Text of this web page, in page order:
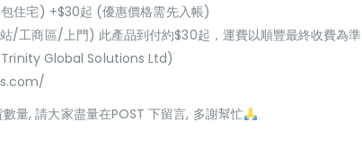
住宅) +$30起 (優惠價格需先入帳)
/工商區/上門) 此產品到付約$30起，運費以順豐最終收費為準
Global Solutions Ltd)
量, 請大家盡量在POST 下留言, 多謝幫忙